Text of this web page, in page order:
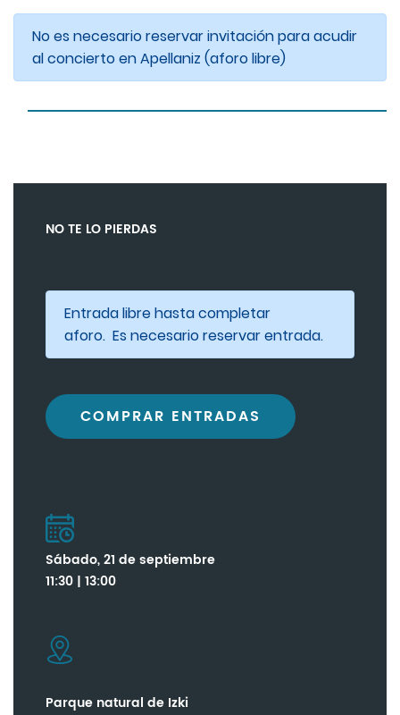
No es necesario reservar invitación para acudir
al concierto en Apellaniz (aforo libre)
NO TE LO PIERDAS
Entrada libre hasta completar
aforo. Es necesario reservar entrada.
COMPRAR ENTRADAS
Sábado, 21 de septiembre
11:30 | 13:00
Parque natural de Izki